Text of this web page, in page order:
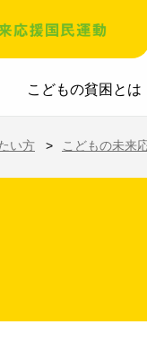
こどもの貧困とは
い方 こどもの未来